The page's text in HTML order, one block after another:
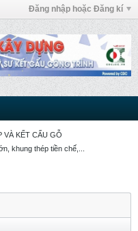
Đăng nhập hoặc Đăng kí
VÀ KẾT CẤU GỖ
khung thép tiền chế,...